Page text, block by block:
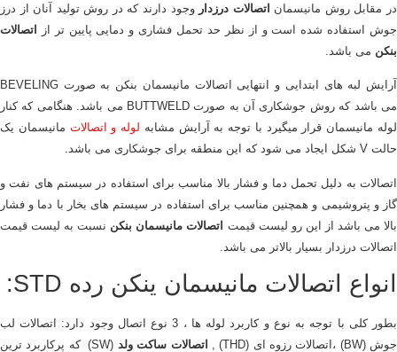
در مقابل روش مانیسمان اتصالات درزدار وجود دارند که در روش تولید آنان از درز
جوش استفاده شده است و از نظر حد تحمل فشاری و دمایی پایین تر از
اتصالات
بنکن می باشد.
آرایش لبه های ابتدایی و انتهایی اتصالات مانیسمان بنکن به صورت BEVELING
می باشد که روش جوشکاری آن به صورت BUTTWELD می باشد. هنگامی که کنار
لوله مانیسمان قرار میگیرد با توجه به آرایش مشابه لوله و اتصالات مانیسمان یک
حالت V شکل ایجاد می شود که این منطقه برای جوشکاری می باشد.
اتصالات به دلیل تحمل دما و فشار بالا مناسب برای استفاده در سیستم های نفت و
گاز و پتروشیمی و همچنین مناسب برای استفاده در سیستم های بخار با دما و فشار
بالا می باشد از این رو لیست قیمت اتصالات مانیسمان بنکن نسبت به لیست قیمت
اتصالات درزدار بسیار بالاتر می باشد.
انواع اتصالات مانیسمان ینکن رده STD:
بطور کلی با توجه به نوع و کاربرد لوله ها ، 3 نوع اتصال وجود دارد: اتصالات لب
جوش (BW) ،اتصالات رزوه ای (THD) ,
اتصالات ساکت ولد
(SW) که پرکاربرد ترین